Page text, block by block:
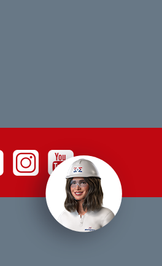
Facebook InstagramYoutube